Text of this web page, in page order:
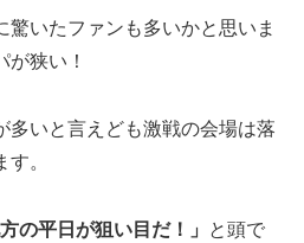
いたファンも多いかと思いま
狭い！
多いと言えども激戦の会場は落
。
方の平日が狙い目だ！」 と頭で